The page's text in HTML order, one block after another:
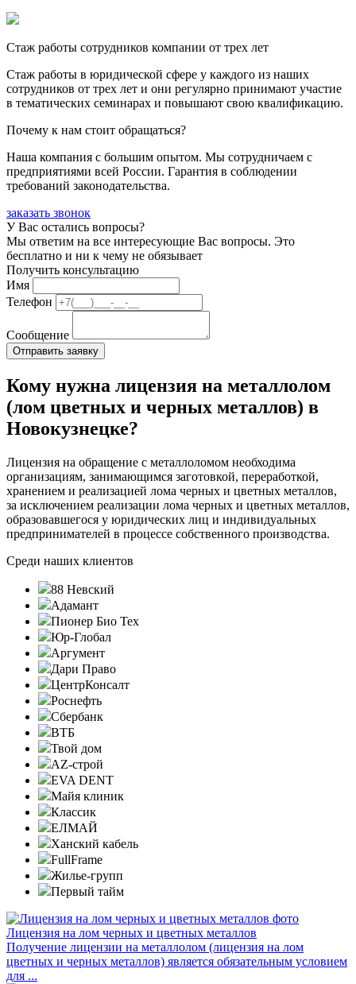
Стаж работы сотрудников компании от трех лет
Стаж работы в юридической сфере у каждого из наших
сотрудников от трех лет и они регулярно принимают участие
в тематических семинарах и повышают свою квалификацию.
Почему к нам стоит обращаться?
Наша компания с большим опытом. Мы сотрудничаем с
предприятиями всей России. Гарантия в соблюдении
требований законодательства.
заказать звонок
У Вас остались вопросы?
Мы ответим на все интересующие Вас вопросы. Это
бесплатно и ни к чему не обязывает
Получить консультацию
Имя
Телефон
Сообщение
Кому нужна лицензия на металлолом
(лом цветных и черных металлов) в
Новокузнецке?
Лицензия на обращение с металлоломом необходима
организациям, занимающимся заготовкой, переработкой,
хранением и реализацией лома черных и цветных металлов,
за исключением реализации лома черных и цветных металлов,
образовавшегося у юридических лиц и индивидуальных
предпринимателей в процессе собственного производства.
Среди наших клиентов
88 Невский
Адамант
Пионер Био Тех
Юр-Глобал
Аргумент
Дари Право
ЦентрКонсалт
Роснефть
Сбербанк
ВТБ
Твой дом
AZ-строй
EVA DENT
Майя клиник
Классик
ЕЛМАЙ
Ханский кабель
FullFrame
Жилье-групп
Первый тайм
Лицензия на лом черных и цветных металлов
Получение лицензии на металлолом (лицензия на лом
цветных и черных металлов) является обязательным условием
для ...